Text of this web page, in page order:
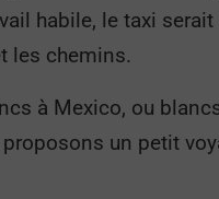
habile, le taxi
les chemins.
à Mexico, ou
un petit